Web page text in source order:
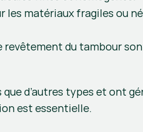
les matériaux fragiles ou
revêtement du tambour
d’autres types et ont
est essentielle.